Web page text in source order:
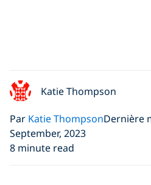
Katie Thompson
Par Katie ThompsonDernière
September, 2023
8 minute read